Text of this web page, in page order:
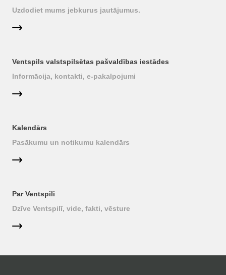
Uzdodiet mums jebkurus jautājumus.
Ventspils valstspilsētas pašvaldības iestādes
Informācija, kontakti, e-pakalpojumi
Kalendārs
Pasākumu un notikumu kalendārs
Par Ventspili
Dzīve Ventspilī, vide, fakti, vēsture